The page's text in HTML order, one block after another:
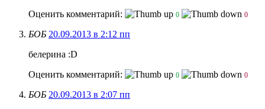
Оценить комментарий: 0 0
БОБ 20.09.2013 в 2:12 пп
белерина :D
Оценить комментарий:
0 0
БОБ 20.09.2013 в 2:07 пп